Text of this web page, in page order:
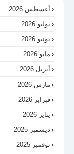
أغسطس 2026
يوليو 2026
يونيو 2026
مايو 2026
أبريل 2026
مارس 2026
فبراير 2026
يناير 2026
ديسمبر 2025
نوفمبر 2025